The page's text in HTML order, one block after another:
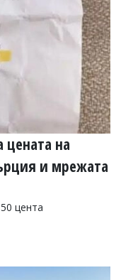
цената на
и мрежата
центa